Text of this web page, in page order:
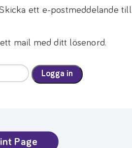
ett e-postmeddelande till
mail med ditt lösenord.
Logga in
Page